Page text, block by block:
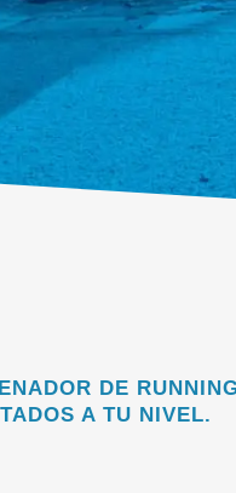
DE
A TU NIVEL.